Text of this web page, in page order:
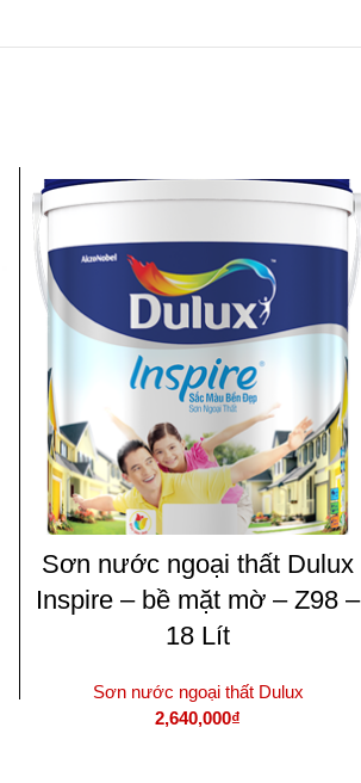
Sơn nước ngoại thất Dulux
Inspire – bề mặt mờ – Z98 –
18 Lít
Sơn nước ngoại thất Dulux
2,640,000₫